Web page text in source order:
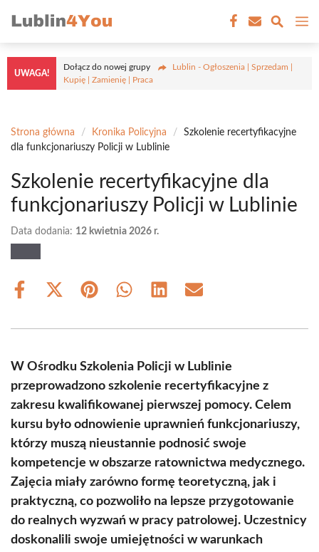
do
treści
UWAGA!
Dołącz do nowej grupy
Lublin - Ogłoszenia | Sprzedam |
Kupię | Zamienię | Praca
Strona główna / Kronika Policyjna /
Szkolenie recertyfikacyjne
dla funkcjonariuszy Policji w Lublinie
Szkolenie recertyfikacyjne dla
funkcjonariuszy Policji w Lublinie
Data dodania: 12 kwietnia 2026 r.
Share
Share
(Twitter)
Share Share Share Share
W Ośrodku Szkolenia Policji w Lublinie
przeprowadzono szkolenie recertyfikacyjne z
zakresu kwalifikowanej pierwszej pomocy. Celem
kursu było odnowienie uprawnień funkcjonariuszy,
którzy muszą nieustannie podnosić swoje
kompetencje w obszarze ratownictwa medycznego.
Zajęcia miały zarówno formę teoretyczną, jak i
praktyczną, co pozwoliło na lepsze przygotowanie
do realnych wyzwań w pracy patrolowej. Uczestnicy
doskonalili swoje umiejętności w warunkach